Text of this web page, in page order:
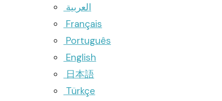
العربية
Français
Português
English
日本語
Türkçe